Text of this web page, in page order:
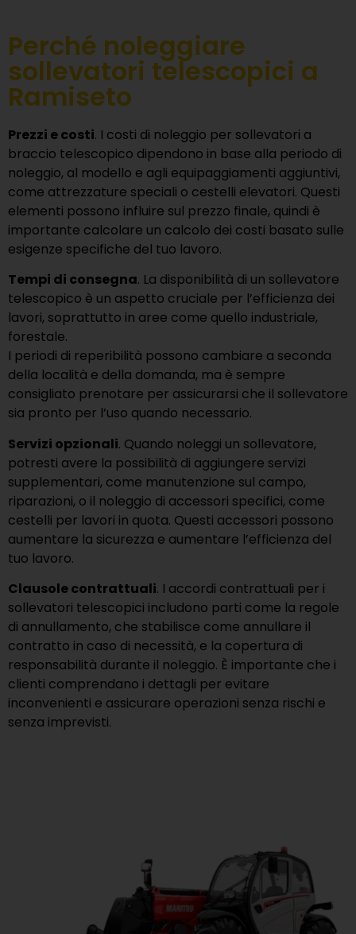
Perché noleggiare
sollevatori telescopici a
Ramiseto
Prezzi e costi. I costi di noleggio per sollevatori a
braccio telescopico dipendono in base alla periodo di
noleggio, al modello e agli equipaggiamenti aggiuntivi,
come attrezzature speciali o cestelli elevatori. Questi
elementi possono influire sul prezzo finale, quindi è
importante calcolare un calcolo dei costi basato sulle
esigenze specifiche del tuo lavoro.
Tempi di consegna. La disponibilità di un sollevatore
telescopico è un aspetto cruciale per l’efficienza dei
lavori, soprattutto in aree come quello industriale,
forestale.
I periodi di reperibilità possono cambiare a seconda
della località e della domanda, ma è sempre
consigliato prenotare per assicurarsi che il sollevatore
sia pronto per l’uso quando necessario.
Servizi opzionali. Quando noleggi un sollevatore,
potresti avere la possibilità di aggiungere servizi
supplementari, come manutenzione sul campo,
riparazioni, o il noleggio di accessori specifici, come
cestelli per lavori in quota. Questi accessori possono
aumentare la sicurezza e aumentare l’efficienza del
tuo lavoro.
Clausole contrattuali. I accordi contrattuali per i
sollevatori telescopici includono parti come la regole
di annullamento, che stabilisce come annullare il
contratto in caso di necessità, e la copertura di
responsabilità durante il noleggio. È importante che i
clienti comprendano i dettagli per evitare
inconvenienti e assicurare operazioni senza rischi e
senza imprevisti.